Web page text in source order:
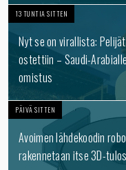
13 TUNTIA SITTEN
Nyt se on virallista:
ostettiin – Saudi-
omistus
PÄIVÄ SITTEN
Avoimen lähdekoodin
rakennetaan itse 3D-